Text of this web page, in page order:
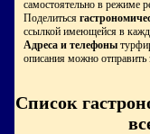
самостоятельно в режиме
Поделиться
ссылкой имеющейся в
Адреса и телефоны
описания можно
Список